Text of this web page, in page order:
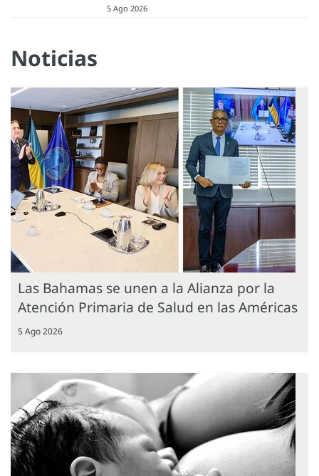
5 Ago 2026
Noticias
Las Bahamas se unen a la Alianza por la
Atención Primaria de Salud en las Américas
5 Ago 2026